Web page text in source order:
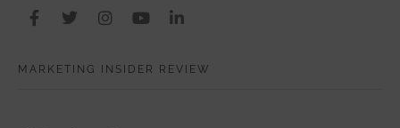
MARKETING INSIDER REVIEW